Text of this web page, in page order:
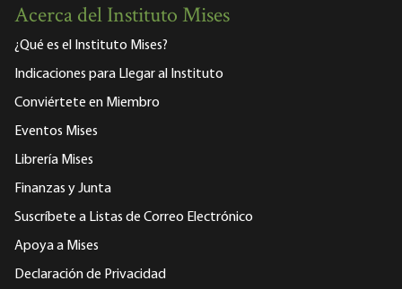
Acerca del Instituto Mises
¿Qué es el Instituto Mises?
Indicaciones para Llegar al Instituto
Conviértete en Miembro
Eventos Mises
Librería Mises
Finanzas y Junta
Suscríbete a Listas de Correo Electrónico
Apoya a Mises
Declaración de Privacidad